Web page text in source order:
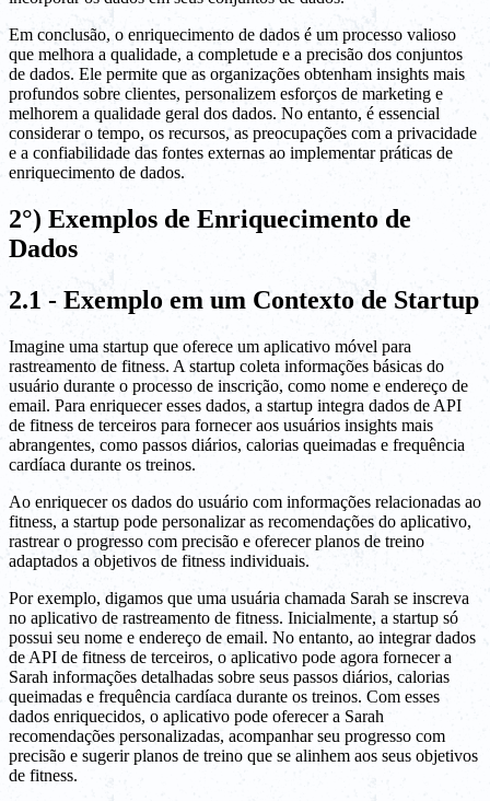
Em conclusão, o enriquecimento de dados é um processo valioso
que melhora a qualidade, a completude e a precisão dos conjuntos
de dados. Ele permite que as organizações obtenham insights mais
profundos sobre clientes, personalizem esforços de marketing e
melhorem a qualidade geral dos dados. No entanto, é essencial
considerar o tempo, os recursos, as preocupações com a privacidade
e a confiabilidade das fontes externas ao implementar práticas de
enriquecimento de dados.
2°) Exemplos de Enriquecimento de
Dados
2.1 - Exemplo em um Contexto de Startup
Imagine uma startup que oferece um aplicativo móvel para
rastreamento de fitness. A startup coleta informações básicas do
usuário durante o processo de inscrição, como nome e endereço de
email. Para enriquecer esses dados, a startup integra dados de API
de fitness de terceiros para fornecer aos usuários insights mais
abrangentes, como passos diários, calorias queimadas e frequência
cardíaca durante os treinos.
Ao enriquecer os dados do usuário com informações relacionadas ao
fitness, a startup pode personalizar as recomendações do aplicativo,
rastrear o progresso com precisão e oferecer planos de treino
adaptados a objetivos de fitness individuais.
Por exemplo, digamos que uma usuária chamada Sarah se inscreva
no aplicativo de rastreamento de fitness. Inicialmente, a startup só
possui seu nome e endereço de email. No entanto, ao integrar dados
de API de fitness de terceiros, o aplicativo pode agora fornecer a
Sarah informações detalhadas sobre seus passos diários, calorias
queimadas e frequência cardíaca durante os treinos. Com esses
dados enriquecidos, o aplicativo pode oferecer a Sarah
recomendações personalizadas, acompanhar seu progresso com
precisão e sugerir planos de treino que se alinhem aos seus objetivos
de fitness.